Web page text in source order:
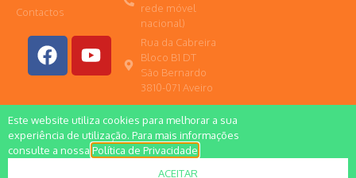
Contactos
rede móvel
nacional)
Rua da Cabreira
Bloco B1 DT
São Bernardo
3810-071 Aveiro
Todos os direitos reservados
Web by Volupio
Este website utiliza cookies para melhorar a sua
experiência de utilização. Para mais informações
consulte a nossa Política de Privacidade
ACEITAR